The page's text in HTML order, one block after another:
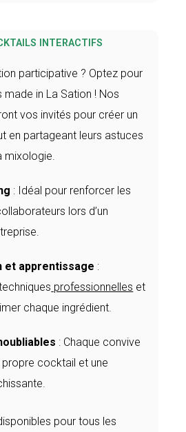
INTERACTIFS
participative ? Optez pour
in La Sation ! Nos
vos invités pour créer un
en partageant leurs astuces
mixologie.
: Idéal pour renforcer les
lors d’un
et apprentissage :
professionnelles et
chaque ingrédient.
: Chaque convive
cocktail et une
pour tous les